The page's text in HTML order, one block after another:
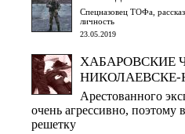
Спецназовец ТОФа,
личность
23.05.2019
ХАБАРОВСКИЕ
Арестованного
очень агрессивно, поэтому
решетку